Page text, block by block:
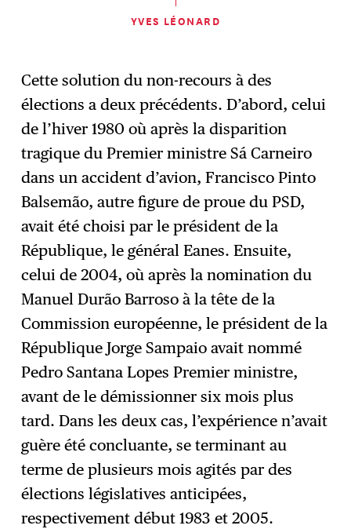
YVES LÉONARD
Cette solution du non-recours à des
élections a deux précédents. D’abord, celui
de l’hiver 1980 où après la disparition
tragique du Premier ministre Sá Carneiro
dans un accident d’avion, Francisco Pinto
Balsemão, autre figure de proue du PSD,
avait été choisi par le président de la
République, le général Eanes. Ensuite,
celui de 2004, où après la nomination du
Manuel Durão Barroso à la tête de la
Commission européenne, le président de la
République Jorge Sampaio avait nommé
Pedro Santana Lopes Premier ministre,
avant de le démissionner six mois plus
tard. Dans les deux cas, l’expérience n’avait
guère été concluante, se terminant au
terme de plusieurs mois agités par des
élections législatives anticipées,
respectivement début 1983 et 2005.